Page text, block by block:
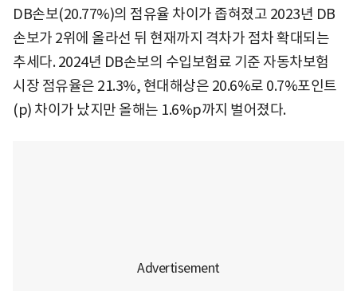
DB손보(20.77%)의 점유율 차이가 좁혀졌고 2023년 DB
손보가 2위에 올라선 뒤 현재까지 격차가 점차 확대되는
추세다. 2024년 DB손보의 수입보험료 기준 자동차보험
시장 점유율은 21.3%, 현대해상은 20.6%로 0.7%포인트
(p) 차이가 났지만 올해는 1.6%p까지 벌어졌다.